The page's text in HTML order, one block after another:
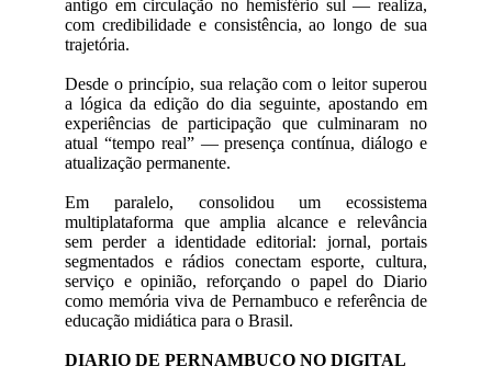
antigo em circulação no hemisfério sul — realiza,
com credibilidade e consistência, ao longo de sua
trajetória.
Desde o princípio, sua relação com o leitor superou
a lógica da edição do dia seguinte, apostando em
experiências de participação que culminaram no
atual “tempo real” — presença contínua, diálogo e
atualização permanente.
Em paralelo, consolidou um ecossistema
multiplataforma que amplia alcance e relevância
sem perder a identidade editorial: jornal, portais
segmentados e rádios conectam esporte, cultura,
serviço e opinião, reforçando o papel do Diario
como memória viva de Pernambuco e referência de
educação midiática para o Brasil.
DIARIO DE PERNAMBUCO NO DIGITAL